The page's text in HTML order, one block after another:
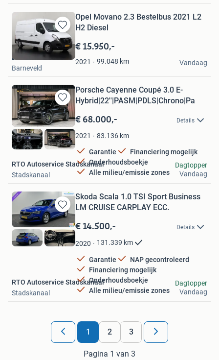
Bewaren
in
Mijn
Favorieten
Opel Movano 2.3 Bestelbus 2021 L2
H2 Diesel
€ 15.950,-
2021 99.048 km
Dutchvans.com
Barneveld
Vandaag
Bewaren
in
Mijn
Favorieten
Porsche Cayenne Coupé 3.0 E-
Hybrid|22''|PASM|PDLS|Chrono|Pa
€ 68.000,- Details
2021 83.136 km
Garantie
Financiering mogelijk
Onderhoudsboekje
Alle milieu/emissie zones
RTO Autoservice Stadskanaal
Stadskanaal
Dagtopper
Vandaag
Bewaren
in
Mijn
Favorieten
Skoda Scala 1.0 TSI Sport Business
LM CRUISE CARPLAY ECC.
€ 14.500,- Details
2020 131.339 km
Garantie
NAP gecontroleerd
Financiering mogelijk
Onderhoudsboekje
Alle milieu/emissie zones
RTO Autoservice Stadskanaal
Stadskanaal
Dagtopper
Vandaag
1 2 3
Pagina 1 van 3